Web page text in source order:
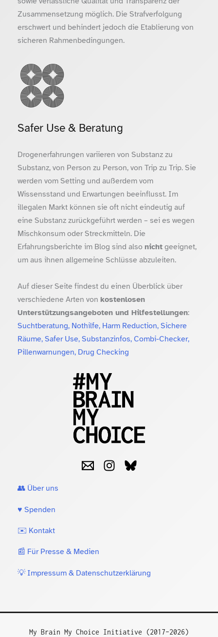
Zusammensetzung möglich. Die Strafverfolgung
erschwert und behindert jedoch die Etablierung von
sicheren Rahmenbedingungen.
Safer Use & Beratung
Drogenerfahrungen variieren von Substanz zu
Substanz, von Person zu Person, von Trip zu Trip. Sie
werden vom Setting und außerdem vom
Wissensstand und Erwartungen beeinflusst. Im
illegalen Markt können sie oft nicht eindeutig auf
eine Substanz zurückgeführt werden – sei es wegen
Mischkonsum oder Streckmitteln. Die
Erfahrungsberichte im Blog sind also nichtgeeignet,
um aus ihnen allgemeine Schlüsse abzuleiten.
Auf dieser Seite findest du einen Überblick über
verschiedene Arten von kostenlosen
Unterstützungsangeboten und Hilfestellungen:
Suchtberatung, Nothilfe, Harm Reduction, Sichere
Räume, Safer Use, Substanzinfos, Combi-Checker,
Pillenwarnungen, Drug Checking
👥 Über uns
♥️ Spenden
✉️ Kontakt
📰 Für Presse & Medien
💡 Impressum & Datenschutzerklärung
My Brain My Choice Initiative (2017–2026)